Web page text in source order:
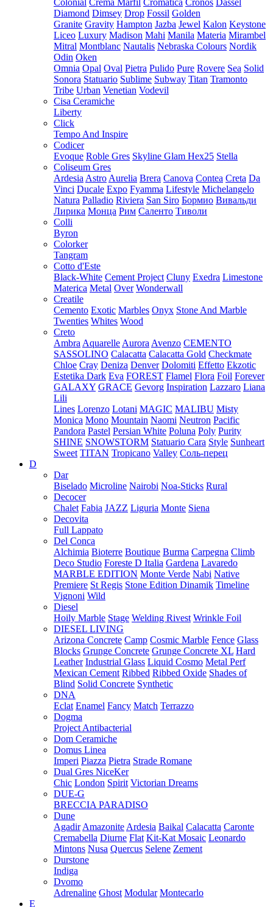
Colonial Crema Marfil Cromatica Cronos Dassel
Diamond Dimsey Drop Fossil Golden
Granite Gravity Hampton Jazba Jewel Kalon Keystone
Liceo Luxury Madison Mahi Manila Materia Mirambel
Mitral Montblanc Nautalis Nebraska Colours Nordik
Odin Oken
Omnia Opal Oval Pietra Pulido Pure Rovere Sea Solid
Sonora Statuario Sublime Subway Titan Tramonto
Tribe Urban Venetian Vodevil
Cisa Ceramiche
Liberty
Click
Tempo And Inspire
Codicer
Evoque Roble Gres Skyline Glam Hex25 Stella
Coliseum Gres
Ardesia Astro Aurelia Brera Canova Contea Creta Da
Vinci Ducale Expo Fyamma Lifestyle Michelangelo
Natura Palladio Riviera San Siro Бормио Вивальди
Лирика Монца Рим Саленто Тиволи
Colli
Byron
Colorker
Tangram
Cotto d'Este
Black-White Cement Project Cluny Exedra Limestone
Materica Metal Over Wonderwall
Creatile
Cemento Exotic Marbles Onyx Stone And Marble
Twenties Whites Wood
Creto
Ambra Aquarelle Aurora Avenzo CEMENTO
SASSOLINO Calacatta Calacatta Gold Checkmate
Chloe Cray Deniza Denver Dolomiti Effetto Ekzotic
Estetika Dark Eva FOREST Flamel Flora Foil Forever
GALAXY GRACE Gevorg Inspiration Lazzaro Liana
Lili
Lines Lorenzo Lotani MAGIC MALIBU Misty
Monica Mono Mountain Naomi Neutron Pacific
Pandora Pastel Persian White Poluna Poly Purity
SHINE SNOWSTORM Statuario Cara Style Sunheart
Sweet TITAN Tropicano Valley Соль-перец
D
Dar
Biselado Microline Nairobi Noa-Sticks Rural
Decocer
Chalet Fabia JAZZ Liguria Monte Siena
Decovita
Full Lappato
Del Conca
Alchimia Bioterre Boutique Burma Carpegna Climb
Deco Studio Foreste D Italia Gardena Lavaredo
MARBLE EDITION Monte Verde Nabi Native
Premiere St Regis Stone Edition Dinamik Timeline
Vignoni Wild
Diesel
Hoily Marble Stage Welding Rivest Wrinkle Foil
DIESEL LIVING
Arizona Concrete Camp Cosmic Marble Fence Glass
Blocks Grunge Concrete Grunge Concrete XL Hard
Leather Industrial Glass Liquid Cosmo Metal Perf
Mexican Cement Ribbed Ribbed Oxide Shades of
Blind Solid Concrete Synthetic
DNA
Eclat Enamel Fancy Match Terrazzo
Dogma
Project Antibacterial
Dom Ceramiche
Domus Linea
Imperi Piazza Pietra Strade Romane
Dual Gres NiceKer
Chic London Spirit Victorian Dreams
DUE-G
BRECCIA PARADISO
Dune
Agadir Amazonite Ardesia Baikal Calacatta Caronte
Cremabella Diurne Flat Kit-Kat Mosaic Leonardo
Mintons Nusa Quercus Selene Zement
Durstone
Indiga
Dvomo
Adrenaline Ghost Modular Montecarlo
E